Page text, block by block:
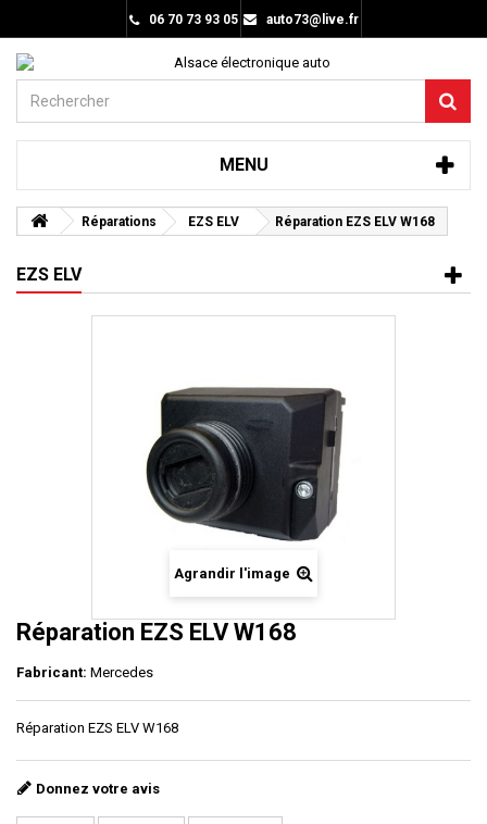
06 70 73 93 05 auto73@live.fr
MENU
Réparations EZS ELV Réparation EZS ELV W168
EZS ELV
Agrandir l'image
Réparation EZS ELV W168
Fabricant: Mercedes
Réparation EZS ELV W168
Donnez votre avis